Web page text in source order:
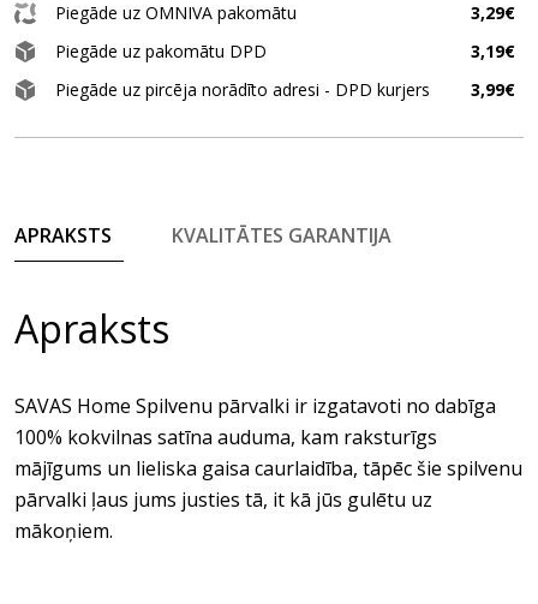
Piegāde uz OMNIVA pakomātu
3,29€
Piegāde uz pakomātu DPD
3,19€
Piegāde uz pircēja norādīto adresi - DPD kurjers
3,99€
APRAKSTS KVALITĀTES GARANTIJA
Apraksts
SAVAS Home Spilvenu pārvalki ir izgatavoti no dabīga
100% kokvilnas satīna auduma, kam raksturīgs
mājīgums un lieliska gaisa caurlaidība, tāpēc šie spilvenu
pārvalki ļaus jums justies tā, it kā jūs gulētu uz
mākoņiem.